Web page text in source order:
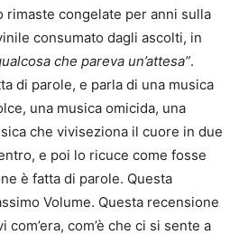
rimaste congelate per anni sulla
consumato dagli ascolti, in
che pareva un’attesa”.
di parole, e parla di una musica
una musica omicida, una
che viviseziona il cuore in due
e poi lo ricuce come fosse
è fatta di parole. Questa
Volume. Questa recensione
com’è che ci si sente a